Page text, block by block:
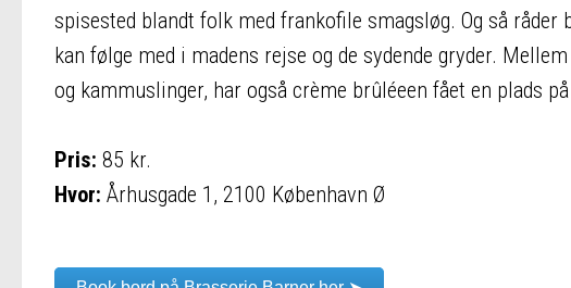
spisested blandt folk med frankofile smagsløg. Og så
kan følge med i madens rejse og de sydende gryder.
og kammuslinger, har også crème brûléeen fået en plads
Pris: 85 kr.
Hvor: Århusgade 1, 2100 København Ø